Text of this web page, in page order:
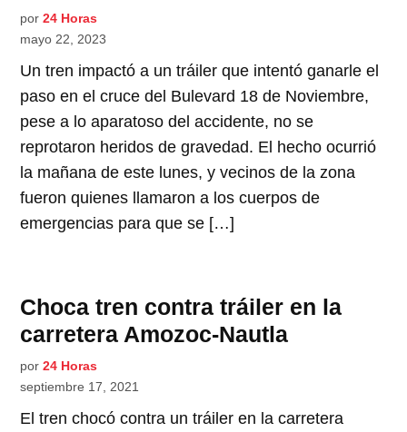
por 24 Horas
mayo 22, 2023
Un tren impactó a un tráiler que intentó ganarle el
paso en el cruce del Bulevard 18 de Noviembre,
pese a lo aparatoso del accidente, no se
reprotaron heridos de gravedad. El hecho ocurrió
la mañana de este lunes, y vecinos de la zona
fueron quienes llamaron a los cuerpos de
emergencias para que se […]
Choca tren contra tráiler en la
carretera Amozoc-Nautla
por 24 Horas
septiembre 17, 2021
El tren chocó contra un tráiler en la carretera